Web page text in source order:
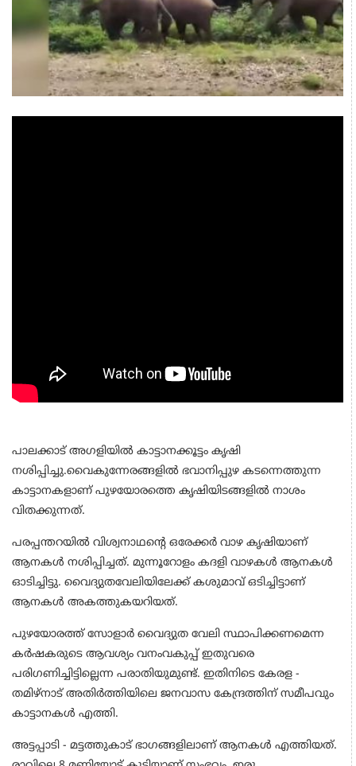
പാലക്കാട് അഗളിയില്‍ കാട്ടാനക്കൂട്ടം കൃഷി
നശിപ്പിച്ചു.വൈകുന്നേരങ്ങളില്‍ ഭവാനിപ്പുഴ കടന്നെത്തുന്ന
കാട്ടാനകളാണ് പുഴയോരത്തെ കൃഷിയിടങ്ങളില്‍ നാശം
വിതക്കുന്നത്.
പരപ്പന്തറയില്‍ വിശ്വനാഥന്റെ ഒരേക്കര്‍ വാഴ കൃഷിയാണ്
ആനകള്‍ നശിപ്പിച്ചത്. മുന്നൂറോളം കദളി വാഴകള്‍ ആനകള്‍
ഓടിച്ചിട്ടു. വൈദ്യുതവേലിയിലേക്ക് കശുമാവ് ഒടിച്ചിട്ടാണ്
ആനകള്‍ അകത്തുകയറിയത്.
പുഴയോരത്ത് സോളാര്‍ വൈദ്യുത വേലി സ്ഥാപിക്കണമെന്ന
കര്‍ഷകരുടെ ആവശ്യം വനംവകുപ്പ് ഇതുവരെ
പരിഗണിച്ചിട്ടില്ലെന്ന പരാതിയുമുണ്ട്. ഇതിനിടെ കേരള -
തമിഴ്‌നാട് അതിര്‍ത്തിയിലെ ജനവാസ കേന്ദ്രത്തിന് സമീപവും
കാട്ടാനകള്‍ എത്തി.
അട്ടപ്പാടി - മട്ടത്തുകാട് ഭാഗങ്ങളിലാണ് ആനകള്‍ എത്തിയത്.